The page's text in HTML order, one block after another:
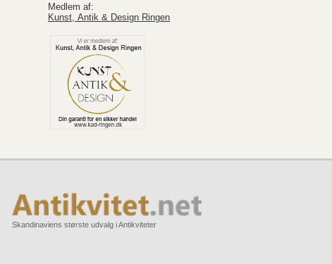
Medlem af:
Kunst, Antik & Design Ringen
Skandinaviens største udvalg i Antikviteter